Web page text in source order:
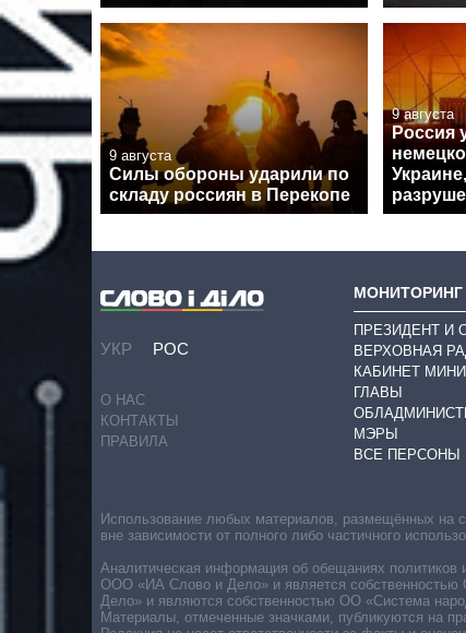
9 августа
Силы обороны ударили по
складу россиян в Перекопе
9 августа
Россия
УКР РОС
О НАС
КОНТАКТЫ
ПРАВИЛА
МОНИТОРИНГ
ПРЕЗИДЕНТ И
ВЕРХОВНАЯ
КАБИНЕТ
ГЛАВЫ
МЭРЫ
ВСЕ ПЕРСОНЫ
Использование любых материалов, размещённых на
вне зависимости от полного либо частичного
Аналитическая информация об обещаниях политиков
ООО «ИА Слово и Дело» и является
Дело» и являются собственностью ОО «Система
Материалы, отмеченные значками, публикуются на